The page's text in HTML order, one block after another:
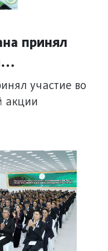
принял
участие во
акции